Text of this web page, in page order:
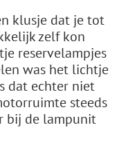
klusje dat je tot
zelf kon
reservelampjes
was het lichtje
dat echter niet
steeds
bij de lampunit